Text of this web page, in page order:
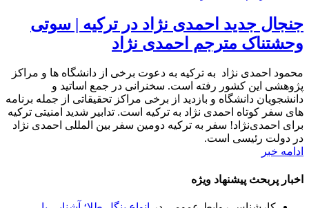
جنجال جدید احمدی نژاد در ترکیه | سوتی
وحشتناک مترجم احمدی نژاد
محمود احمدی نژاد به ترکیه به دعوت برخی از دانشگاه ها و مراکز
پژوهشی این کشور رفته است. سخنرانی در جمع اساتید و
دانشجویان دانشگاه و بازدید از برخی مراکز تحقیقاتی از جمله برنامه
های سفر کوتاه احمدی نژاد به ترکیه است. تدابیر شدید امنیتی ترکیه
برای احمدی‌نژاد! سفر به ترکیه دومین سفر بین المللی احمدی نژاد
در دولت رئیسی است.
ادامه خبر
اخبار پربحث پیشنهاد ویژه